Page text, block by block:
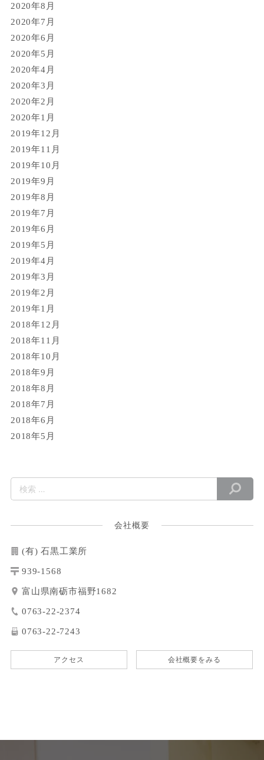
2020年8月
2020年7月
2020年6月
2020年5月
2020年4月
2020年3月
2020年2月
2020年1月
2019年12月
2019年11月
2019年10月
2019年9月
2019年8月
2019年7月
2019年6月
2019年5月
2019年4月
2019年3月
2019年2月
2019年1月
2018年12月
2018年11月
2018年10月
2018年9月
2018年8月
2018年7月
2018年6月
2018年5月
会社概要
(有) 石黒工業所
939-1568
富山県南砺市福野1682
0763-22-2374
0763-22-7243
アクセス 会社概要をみる